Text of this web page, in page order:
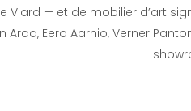
Viard — et de mobilier d’art
Arad, Eero Aarnio, Verner